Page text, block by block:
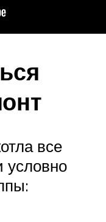
все
условно